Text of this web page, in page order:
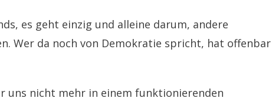
es geht einzig und alleine darum, andere
Wer da noch von Demokratie spricht, hat offenbar
uns nicht mehr in einem funktionierenden